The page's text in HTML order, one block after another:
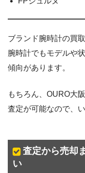
ブランド腕時計の買
腕時計でもモデルや
傾向があります。
もちろん、OURO大
査定が可能なので、
査定から売却
い